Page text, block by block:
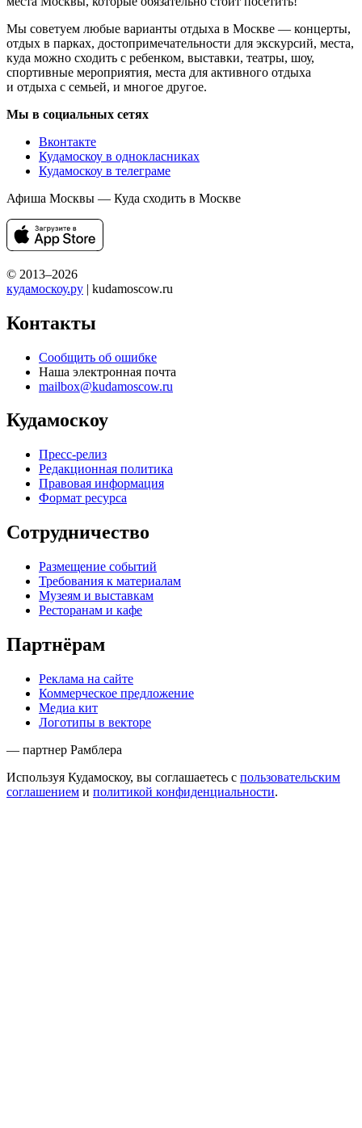
Мы советуем любые варианты отдыха в Москве — концерты,
отдых в парках, достопримечательности для экскурсий, места,
куда можно сходить с ребенком, выставки, театры, шоу,
спортивные мероприятия, места для активного отдыха
и отдыха с семьей, и многое другое.
Мы в социальных сетях
Вконтакте
Кудамоскоу в однокласниках
Кудамоскоу в телеграме
Афиша Москвы — Куда сходить в Москве
© 2013–2026
кудамоскоу.ру | kudamoscow.ru
Контакты
Сообщить об ошибке
Наша электронная почта
mailbox@kudamoscow.ru
Кудамоскоу
Пресс-релиз
Редакционная политика
Правовая информация
Формат ресурса
Сотрудничество
Размещение событий
Требования к материалам
Музеям и выставкам
Ресторанам и кафе
Партнёрам
Реклама на сайте
Коммерческое предложение
Медиа кит
Логотипы в векторе
— партнер Рамблера
Используя Кудамоскоу, вы соглашаетесь с пользовательским
соглашением и политикой конфиденциальности.